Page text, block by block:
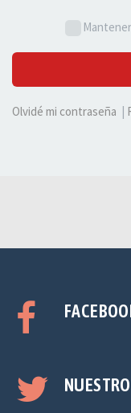
Olvidé mi contraseña